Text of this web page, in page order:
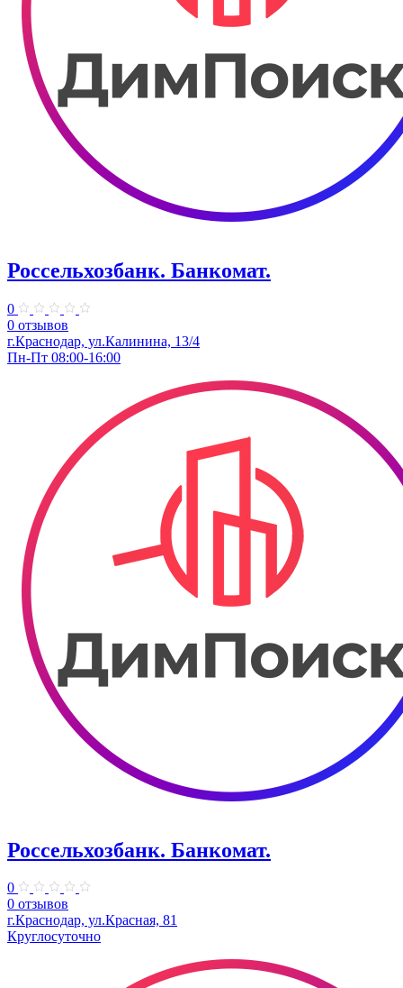
Россельхозбанк. Банкомат.
0
0 отзывов
г.Краснодар, ул.Калинина, 13/4
Пн-Пт 08:00-16:00
Россельхозбанк. Банкомат.
0
0 отзывов
г.Краснодар, ул.Красная, 81
Круглосуточно